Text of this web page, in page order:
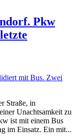
Pkw
Straße, in
Unachtsamkeit zu
ist mit einem Bus
im Einsatz. Ein mit...